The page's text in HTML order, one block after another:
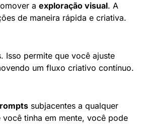
a exploração visual. A
de maneira rápida e criativa.
Isso permite que você ajuste
um fluxo criativo contínuo.
subjacentes a qualquer
tinha em mente, você pode